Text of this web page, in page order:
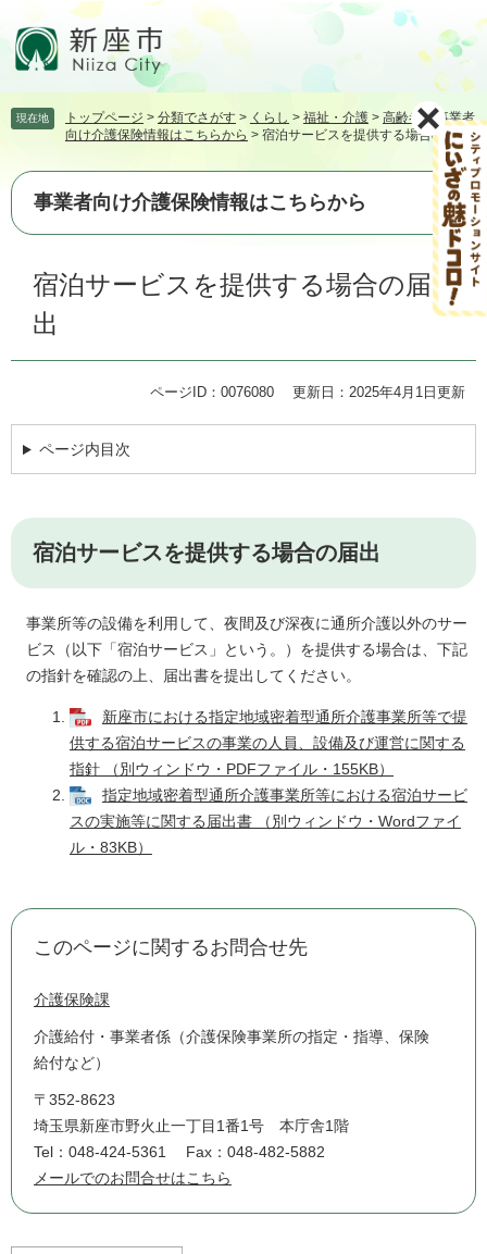
頭
す。
飛
て
本
現在地 トップページ > 分類でさがす > くらし > 福祉・介護 > 高齢者>事業者
向け介護保険情報はこちらから > 宿泊サービスを提供する場合の届出
事業者向け介護保険情報はこちらから
宿泊サービスを提供する場合の届
出
ページID：0076080 更新日：2025年4月1日更新
ページ内目次
宿泊サービスを提供する場合の届出
事業所等の設備を利用して、夜間及び深夜に通所介護以外のサー
ビス（以下「宿泊サービス」という。）を提供する場合は、下記
の指針を確認の上、届出書を提出してください。
新座市における指定地域密着型通所介護事業所等で提
供する宿泊サービスの事業の人員、設備及び運営に関する
指針 （別ウィンドウ・PDFファイル・155KB）
指定地域密着型通所介護事業所等における宿泊サービ
スの実施等に関する届出書 （別ウィンドウ・Wordファイ
ル・83KB）
このページに関するお問合せ先
介護保険課
介護給付・事業者係（介護保険事業所の指定・指導、保険
給付など）
〒352-8623
埼玉県新座市野火止一丁目1番1号 本庁舎1階
Tel：048-424-5361
Fax：048-482-5882
メールでのお問合せはこちら